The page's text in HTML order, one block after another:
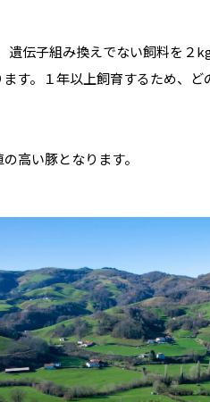
伝子組み換えでない飼料を２
す。１年以上飼育するため、ど
高い豚となります。